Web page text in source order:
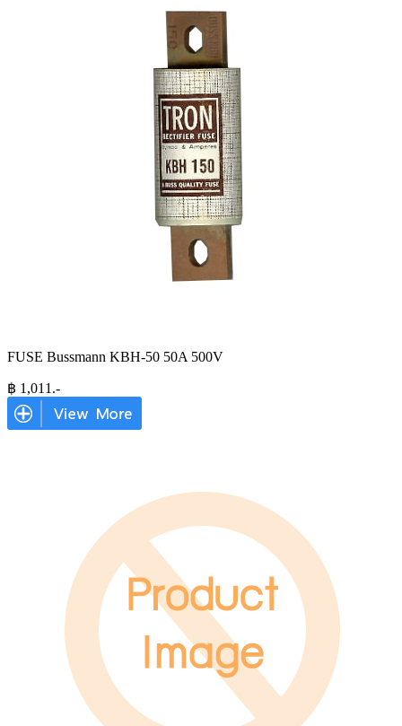
FUSE Bussmann KBH-50 50A 500V
฿ 1,011 .-